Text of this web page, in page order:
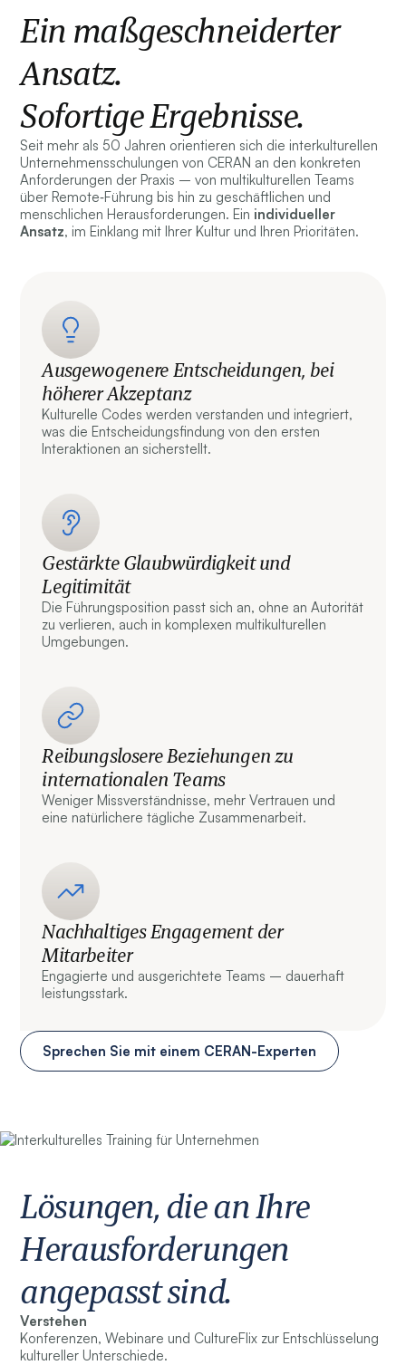
Ein maßgeschneiderter
Ansatz.
Sofortige Ergebnisse.
Seit mehr als 50 Jahren orientieren sich die interkulturellen
Unternehmensschulungen von CERAN an den konkreten
Anforderungen der Praxis – von multikulturellen Teams
über Remote‑Führung bis hin zu geschäftlichen und
menschlichen Herausforderungen. Ein individueller
Ansatz, im Einklang mit Ihrer Kultur und Ihren Prioritäten.
Ausgewogenere Entscheidungen, bei
höherer Akzeptanz
Kulturelle Codes werden verstanden und integriert,
was die Entscheidungsfindung von den ersten
Interaktionen an sicherstellt.
Gestärkte Glaubwürdigkeit und
Legitimität
Die Führungsposition passt sich an, ohne an Autorität
zu verlieren, auch in komplexen multikulturellen
Umgebungen.
Reibungslosere Beziehungen zu
internationalen Teams
Weniger Missverständnisse, mehr Vertrauen und
eine natürlichere tägliche Zusammenarbeit.
Nachhaltiges Engagement der
Mitarbeiter
Engagierte und ausgerichtete Teams – dauerhaft
leistungsstark.
Sprechen Sie mit einem CERAN-Experten
Lösungen, die an Ihre
Herausforderungen
angepasst sind.
Verstehen
Konferenzen, Webinare und CultureFlix zur Entschlüsselung
kultureller Unterschiede.